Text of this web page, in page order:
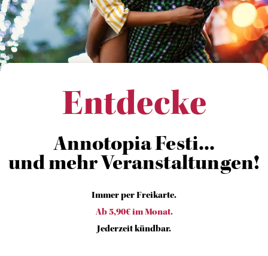
Entdecke
Annotopia Festi...
und mehr Veranstaltungen!
Immer per Freikarte.
Ab 5,90€ im Monat.
Jederzeit kündbar.